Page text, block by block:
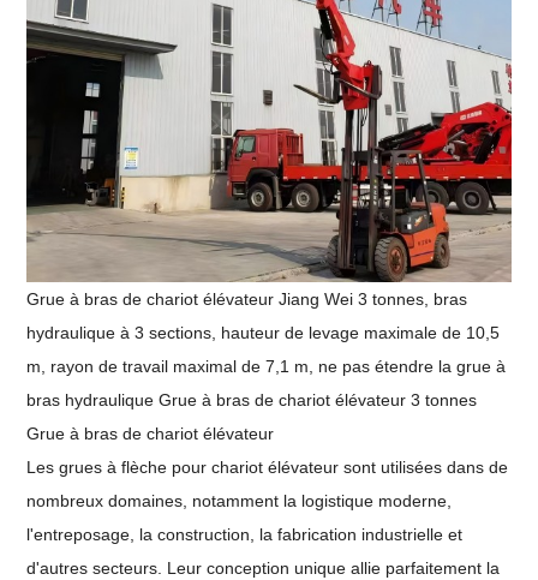
Grue à bras de chariot élévateur Jiang Wei 3 tonnes, bras
hydraulique à 3 sections, hauteur de levage maximale de 10,5
m, rayon de travail maximal de 7,1 m, ne pas étendre la grue à
bras hydraulique Grue à bras de chariot élévateur 3 tonnes
Grue à bras de chariot élévateur
Les grues à flèche pour chariot élévateur sont utilisées dans de
nombreux domaines, notamment la logistique moderne,
l'entreposage, la construction, la fabrication industrielle et
d'autres secteurs. Leur conception unique allie parfaitement la